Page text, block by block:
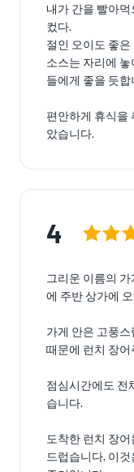
내가 간을 빨아
컸다.
절인 오이도 좋은
소스는 자리에
들에게 좋을 듯합
편안하게 휴식을
았습니다.
4
그리운 이름의
에 주반 상가에
가게 안은 고풍
때문에 런치 장
점심시간에도 전
습니다.
도착한 런치 장
드럽습니다. 이